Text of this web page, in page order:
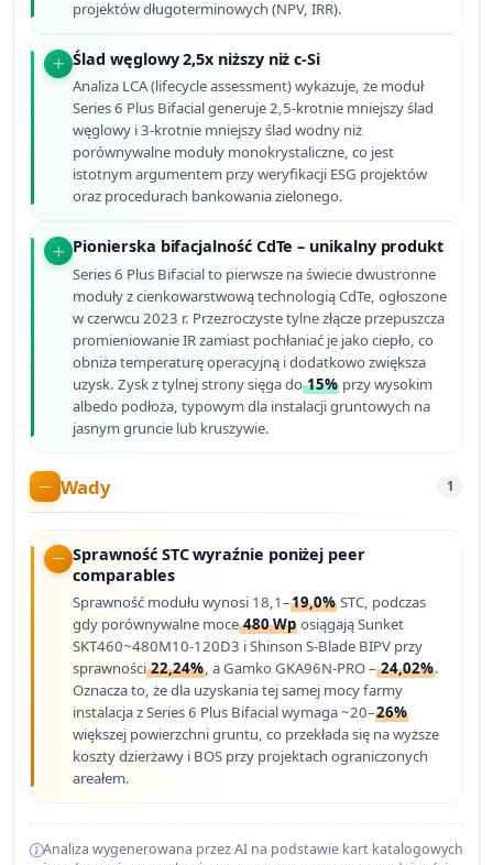
projektów długoterminowych (NPV, IRR).
Ślad węglowy 2,5x niższy niż c-Si
Analiza LCA (lifecycle assessment) wykazuje, że moduł
Series 6 Plus Bifacial generuje 2,5-krotnie mniejszy ślad
węglowy i 3-krotnie mniejszy ślad wodny niż
porównywalne moduły monokrystaliczne, co jest
istotnym argumentem przy weryfikacji ESG projektów
oraz procedurach bankowania zielonego.
Pionierska bifacjalność CdTe – unikalny produkt
Series 6 Plus Bifacial to pierwsze na świecie dwustronne
moduły z cienkowarstwową technologią CdTe, ogłoszone
w czerwcu 2023 r. Przezroczyste tylne złącze przepuszcza
promieniowanie IR zamiast pochłaniać je jako ciepło, co
obniża temperaturę operacyjną i dodatkowo zwiększa
uzysk. Zysk z tylnej strony sięga do15% przy wysokim
albedo podłoża, typowym dla instalacji gruntowych na
jasnym gruncie lub kruszywie.
Wady 1
Sprawność STC wyraźnie poniżej peer
comparables
Sprawność modułu wynosi 18,1–19,0% STC, podczas
gdy porównywalne moce480 Wp osiągają Sunket
SKT460~480M10-120D3 i Shinson S-Blade BIPV przy
sprawności22,24%, a Gamko GKA96N-PRO –24,02%.
Oznacza to, że dla uzyskania tej samej mocy farmy
instalacja z Series 6 Plus Bifacial wymaga ~20–26%
większej powierzchni gruntu, co przekłada się na wyższe
koszty dzierżawy i BOS przy projektach ograniczonych
areałem.
Analiza wygenerowana przez AI na podstawie kart katalogowych